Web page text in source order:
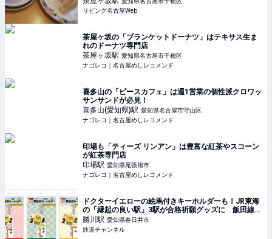
リビング名古屋Web
茶屋ヶ坂の「ブランケットドーナツ」はテキサス生ま
れのドーナツ専門店
茶屋ヶ坂駅 愛知県名古屋市千種区
ナゴレコ｜名古屋めしレコメンド
喜多山の「ピースカフェ」は週1営業の個性派クロワッ
サンサンドが必見！
喜多山(愛知県)駅 愛知県名古屋市守山区
ナゴレコ｜名古屋めしレコメンド
印場も「ティーズ リンアン」は豊富な紅茶やスコーン
が紅茶専門店
印場駅 愛知県尾張旭市
ナゴレコ｜名古屋めしレコメンド
ドクターイエローの絵馬付きキーホルダーも！JR東海
の「縁起の良い駅」3駅が合格祈願グッズに 飯田線か
ら2駅、中央本線から1駅 | 鉄道ニュース | 鉄道チャンネ
ル
勝川駅 愛知県春日井市
鉄道チャンネル